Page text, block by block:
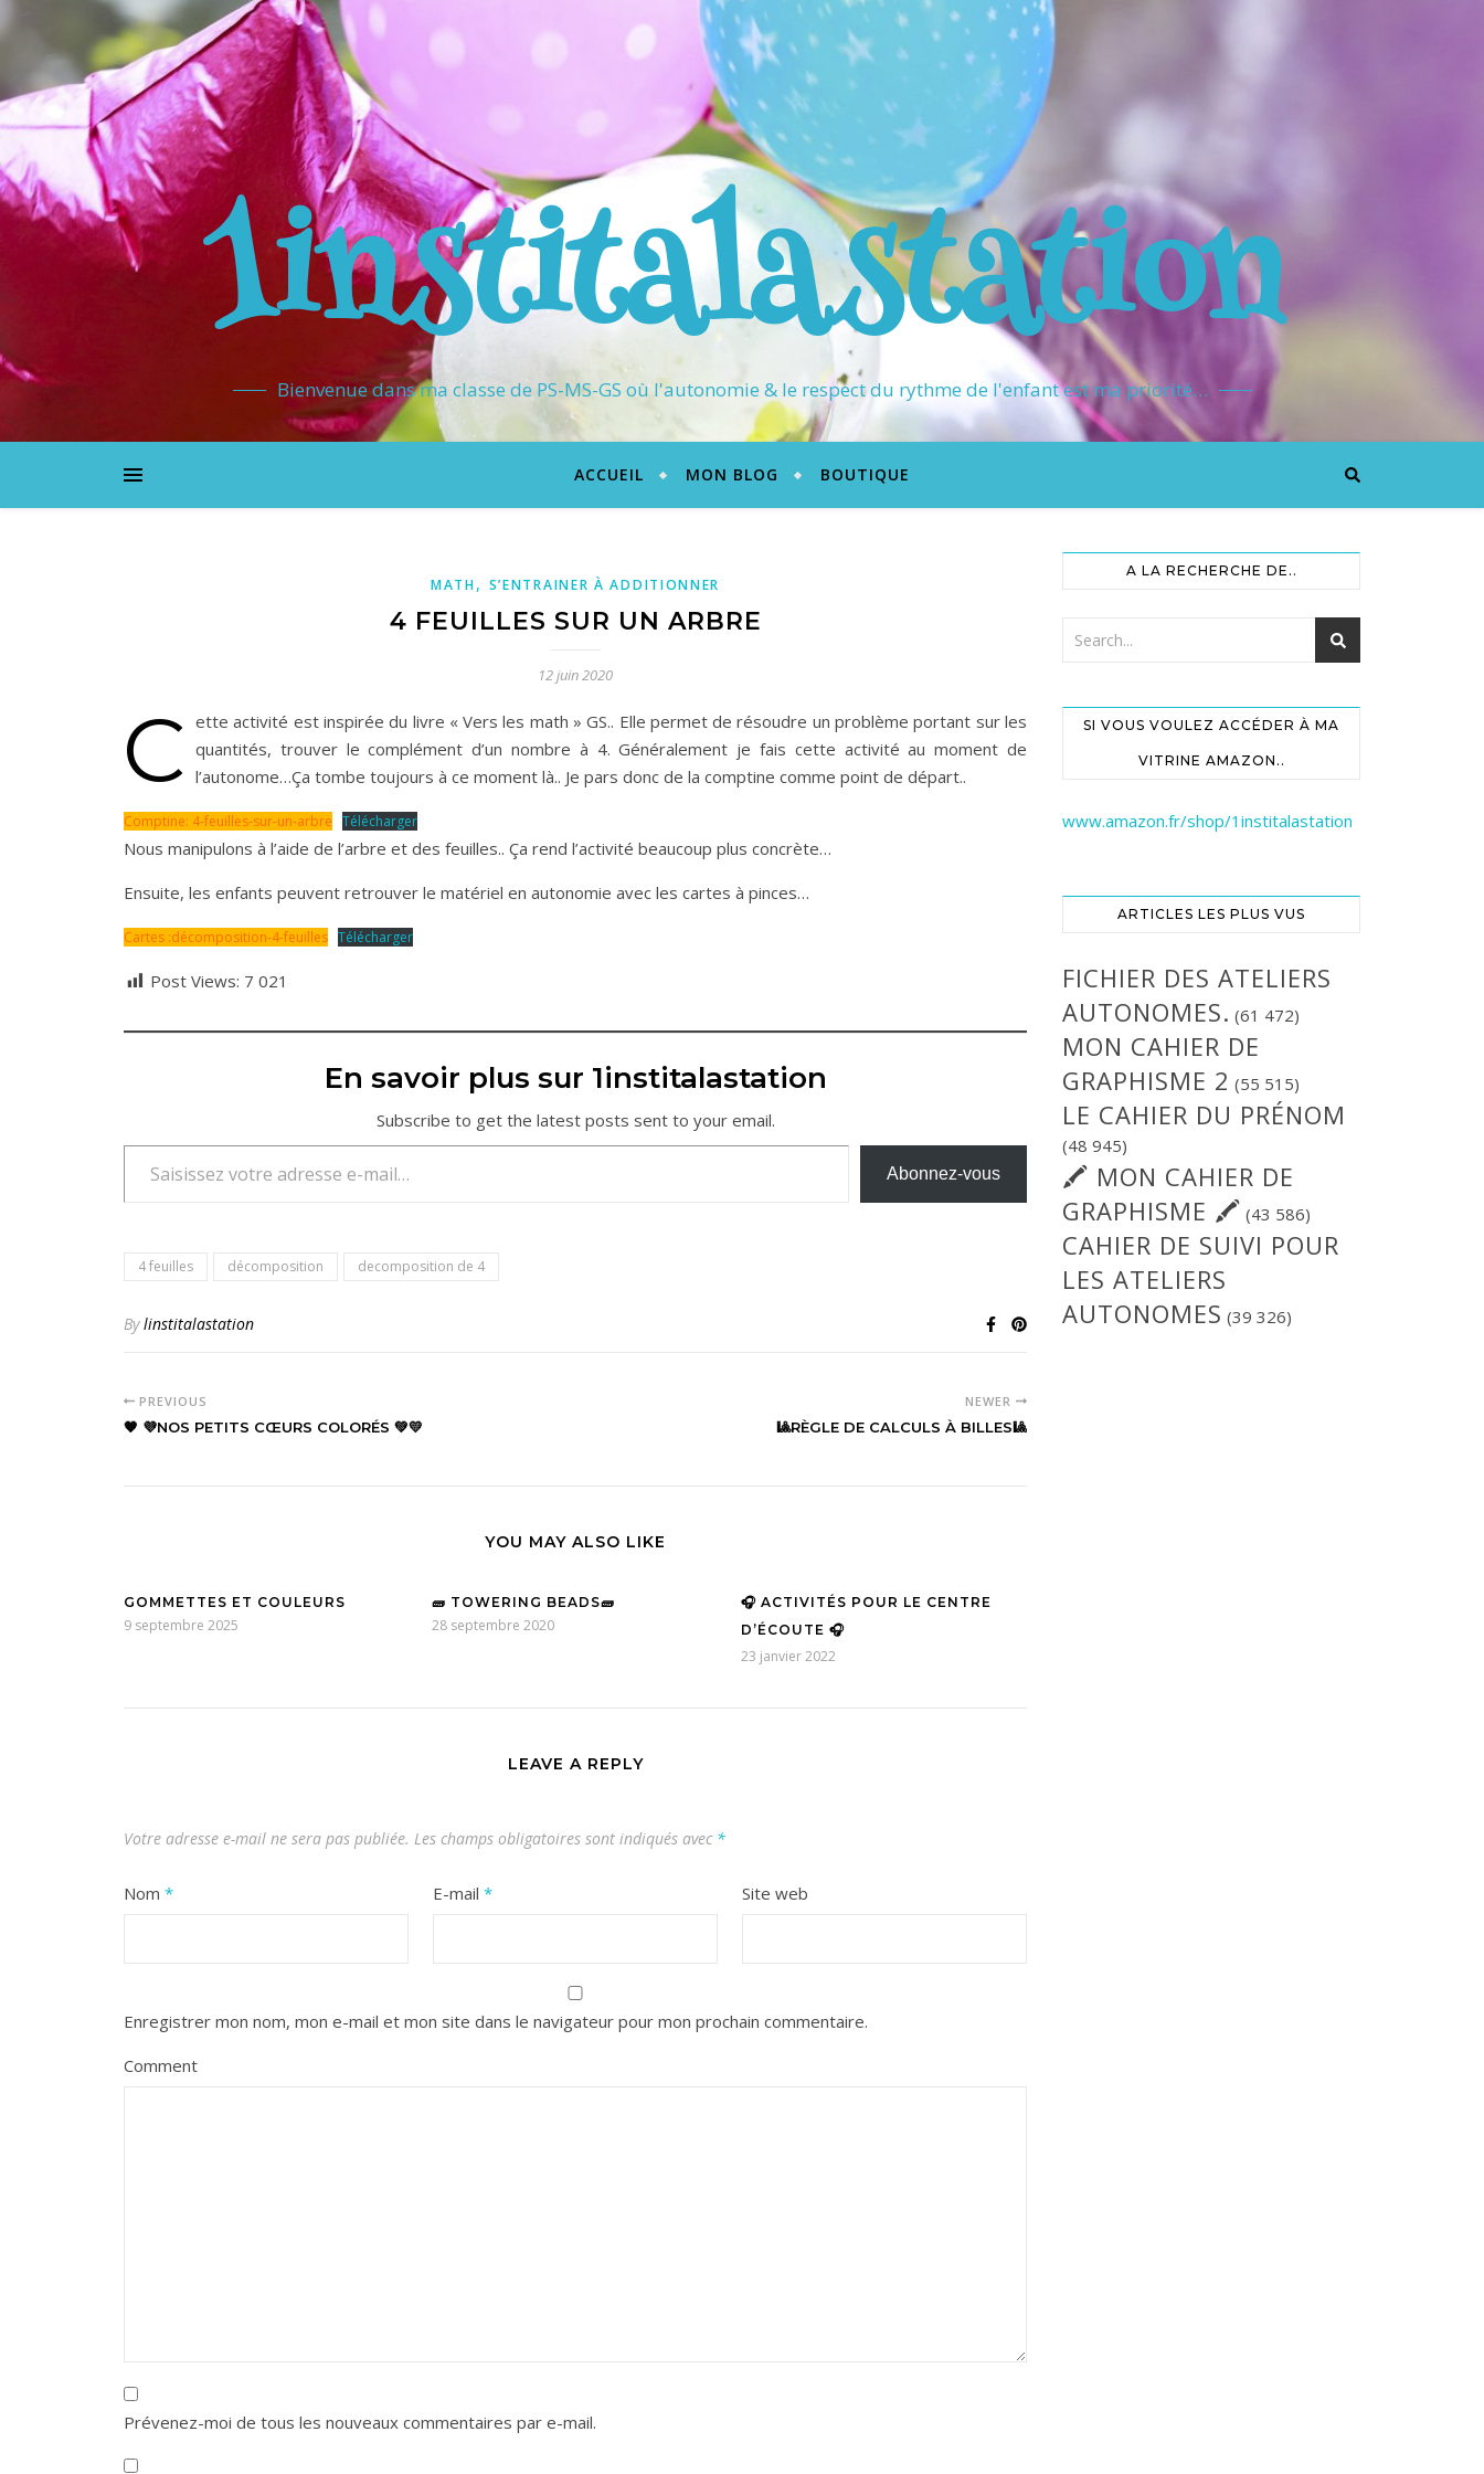
1institalastation
Bienvenue dans ma classe de PS-MS-GS où l'autonomie & le respect du rythme de l'enfant est ma priorité…
ACCUEIL MON BLOG BOUTIQUE
MATH, S’ENTRAINER À ADDITIONNER
4 FEUILLES SUR UN ARBRE
12 juin 2020
C ette activité est inspirée du livre « Vers les math » GS.. Elle permet de résoudre un problème portant sur les
quantités, trouver le complément d’un nombre à 4. Généralement je fais cette activité au moment de
l’autonome…Ça tombe toujours à ce moment là.. Je pars donc de la comptine comme point de départ..
Comptine: 4-feuilles-sur-un-arbre Télécharger
Nous manipulons à l’aide de l’arbre et des feuilles.. Ça rend l’activité beaucoup plus concrète…
Ensuite, les enfants peuvent retrouver le matériel en autonomie avec les cartes à pinces…
Cartes :décomposition-4-feuilles Télécharger
Post Views: 7 021
En savoir plus sur 1institalastation
Subscribe to get the latest posts sent to your email.
Saisissez votre adresse e-mail…
Abonnez-vous
4 feuilles décomposition decomposition de 4
Bylinstitalastation
PREVIOUS
🧡 💜NOS PETITS CŒURS COLORÉS 💚💛
NEWER
🎱RÈGLE DE CALCULS À BILLES🎱
YOU MAY ALSO LIKE
GOMMETTES ET COULEURS
9 septembre 2025
🧱 TOWERING BEADS🧱
28 septembre 2020
🎧 ACTIVITÉS POUR LE CENTRE
D’ÉCOUTE 🎧
23 janvier 2022
LEAVE A REPLY
Votre adresse e-mail ne sera pas publiée. Les champs obligatoires sont indiqués avec *
Nom * E-mail * Site web
Enregistrer mon nom, mon e-mail et mon site dans le navigateur pour mon prochain commentaire.
Comment
Prévenez-moi de tous les nouveaux commentaires par e-mail.
A LA RECHERCHE DE..
SI VOUS VOULEZ ACCÉDER À MA
VITRINE AMAZON..
www.amazon.fr/shop/1institalastation
ARTICLES LES PLUS VUS
FICHIER DES ATELIERS
AUTONOMES. (61 472)
MON CAHIER DE
GRAPHISME 2 (55 515)
LE CAHIER DU PRÉNOM
(48 945)
🖍 MON CAHIER DE
GRAPHISME 🖍 (43 586)
CAHIER DE SUIVI POUR
LES ATELIERS
AUTONOMES (39 326)